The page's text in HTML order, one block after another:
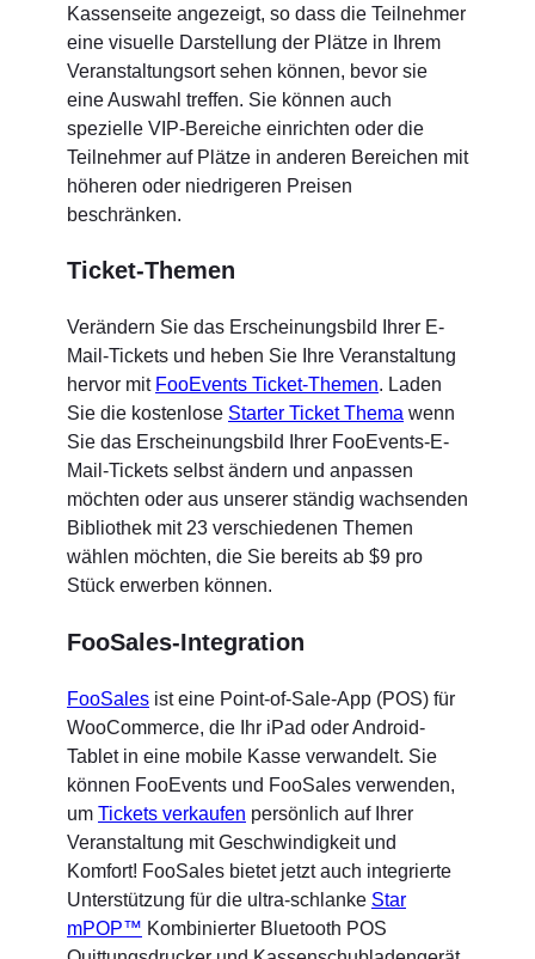
Kassenseite angezeigt, so dass die Teilnehmer
eine visuelle Darstellung der Plätze in Ihrem
Veranstaltungsort sehen können, bevor sie
eine Auswahl treffen. Sie können auch
spezielle VIP-Bereiche einrichten oder die
Teilnehmer auf Plätze in anderen Bereichen mit
höheren oder niedrigeren Preisen
beschränken.
Ticket-Themen
Verändern Sie das Erscheinungsbild Ihrer E-
Mail-Tickets und heben Sie Ihre Veranstaltung
hervor mit FooEvents Ticket-Themen. Laden
Sie die kostenlose Starter Ticket Thema wenn
Sie das Erscheinungsbild Ihrer FooEvents-E-
Mail-Tickets selbst ändern und anpassen
möchten oder aus unserer ständig wachsenden
Bibliothek mit 23 verschiedenen Themen
wählen möchten, die Sie bereits ab $9 pro
Stück erwerben können.
FooSales-Integration
FooSales ist eine Point-of-Sale-App (POS) für
WooCommerce, die Ihr iPad oder Android-
Tablet in eine mobile Kasse verwandelt. Sie
können FooEvents und FooSales verwenden,
um Tickets verkaufen persönlich auf Ihrer
Veranstaltung mit Geschwindigkeit und
Komfort! FooSales bietet jetzt auch integrierte
Unterstützung für die ultra-schlanke Star
mPOP™ Kombinierter Bluetooth POS